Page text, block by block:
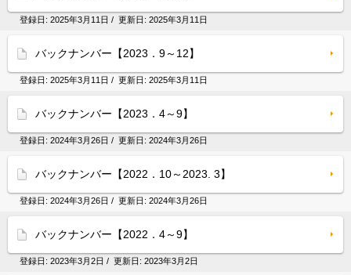
登録日: 2025年3月11日 / 更新日: 2025年3月11日
バックナンバー【2023．9～12】
登録日: 2025年3月11日 / 更新日: 2025年3月11日
バックナンバー【2023．4～9】
登録日: 2024年3月26日 / 更新日: 2024年3月26日
バックナンバー【2022．10～2023. 3】
登録日: 2024年3月26日 / 更新日: 2024年3月26日
バックナンバー【2022．4～9】
登録日: 2023年3月2日 / 更新日: 2023年3月2日